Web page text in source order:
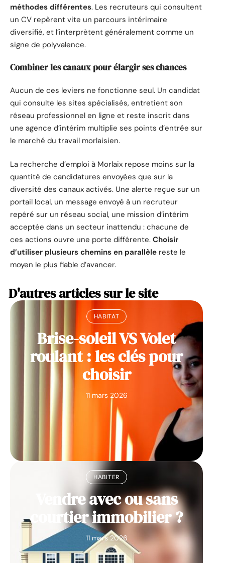
méthodes différentes. Les recruteurs qui consultent
un CV repèrent vite un parcours intérimaire
diversifié, et l’interprètent généralement comme un
signe de polyvalence.
Combiner les canaux pour élargir ses chances
Aucun de ces leviers ne fonctionne seul. Un candidat
qui consulte les sites spécialisés, entretient son
réseau professionnel en ligne et reste inscrit dans
une agence d’intérim multiplie ses points d’entrée sur
le marché du travail morlaisien.
La recherche d’emploi à Morlaix repose moins sur la
quantité de candidatures envoyées que sur la
diversité des canaux activés. Une alerte reçue sur un
portail local, un message envoyé à un recruteur
repéré sur un réseau social, une mission d’intérim
acceptée dans un secteur inattendu : chacune de
ces actions ouvre une porte différente. Choisir
d’utiliser plusieurs chemins en parallèle reste le
moyen le plus fiable d’avancer.
D'autres articles sur le site
HABITAT
Brise-soleil VS Volet
roulant : les clés pour
choisir
11 mars 2026
HABITER
Vendre avec ou sans
courtier immobilier ?
11 mars 2026